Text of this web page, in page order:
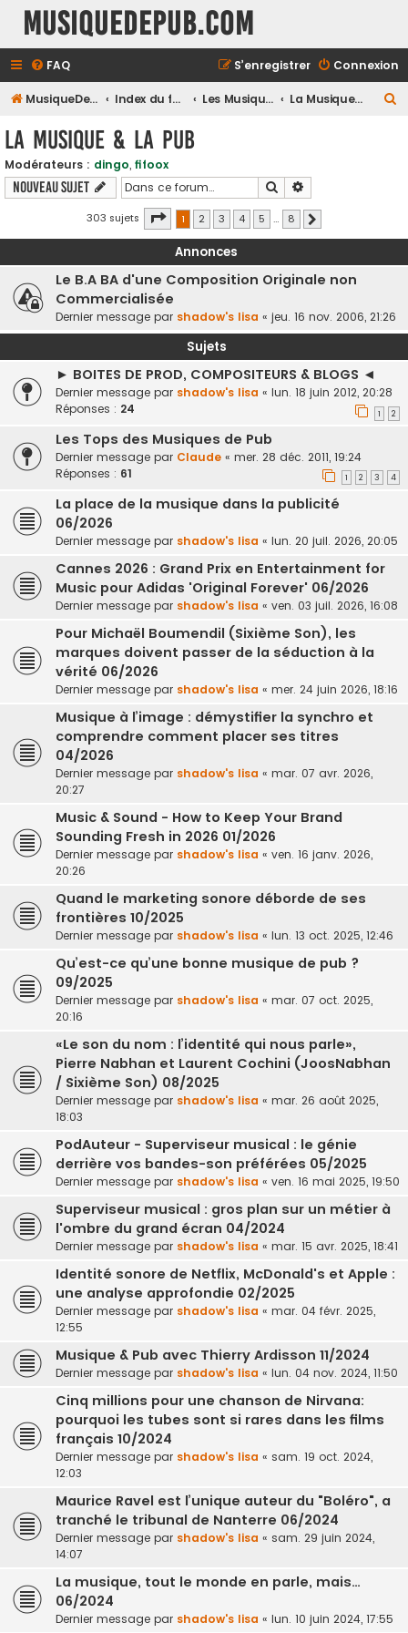
MusiqueDePub.com
FAQ Connexion
S’enregistrer
MusiqueDePub.com Index du forum Les Musiques De Pubs La Musique & la Pub
c
h
La Musique & la Pub
Modérateurs : dingo, fifoox
Nouveau sujet Rechercher
303 sujets Page 1sur8
1 2 3 4 5 … 8
Annonces
Le B.A BA d'une Composition Originale non
Commercialisée
Dernier message par shadow's lisa « jeu. 16 nov. 2006, 21:26
Sujets
► BOITES DE PROD, COMPOSITEURS & BLOGS ◄
Dernier message par shadow's lisa « lun. 18 juin 2012, 20:28
Réponses : 24 1 2
Les Tops des Musiques de Pub
Dernier message par Claude « mer. 28 déc. 2011, 19:24
Réponses : 61 1 2 3 4
La place de la musique dans la publicité
06/2026
Dernier message par shadow's lisa « lun. 20 juil. 2026, 20:05
Cannes 2026 : Grand Prix en Entertainment for
Music pour Adidas 'Original Forever' 06/2026
Dernier message par shadow's lisa « ven. 03 juil. 2026, 16:08
Pour Michaël Boumendil (Sixième Son), les
marques doivent passer de la séduction à la
vérité 06/2026
Dernier message par shadow's lisa « mer. 24 juin 2026, 18:16
Musique à l’image : démystifier la synchro et
comprendre comment placer ses titres
04/2026
Dernier message par shadow's lisa « mar. 07 avr. 2026,
20:27
Music & Sound - How to Keep Your Brand
Sounding Fresh in 2026 01/2026
Dernier message par shadow's lisa « ven. 16 janv. 2026,
20:26
Quand le marketing sonore déborde de ses
frontières 10/2025
Dernier message par shadow's lisa « lun. 13 oct. 2025, 12:46
Qu’est-ce qu’une bonne musique de pub ?
09/2025
Dernier message par shadow's lisa « mar. 07 oct. 2025,
20:16
«Le son du nom : l’identité qui nous parle»,
Pierre Nabhan et Laurent Cochini (JoosNabhan
/ Sixième Son) 08/2025
Dernier message par shadow's lisa « mar. 26 août 2025,
18:03
PodAuteur - Superviseur musical : le génie
derrière vos bandes-son préférées 05/2025
Dernier message par shadow's lisa « ven. 16 mai 2025, 19:50
Superviseur musical : gros plan sur un métier à
l'ombre du grand écran 04/2024
Dernier message par shadow's lisa « mar. 15 avr. 2025, 18:41
Identité sonore de Netflix, McDonald's et Apple :
une analyse approfondie 02/2025
Dernier message par shadow's lisa « mar. 04 févr. 2025,
12:55
Musique & Pub avec Thierry Ardisson 11/2024
Dernier message par shadow's lisa « lun. 04 nov. 2024, 11:50
Cinq millions pour une chanson de Nirvana:
pourquoi les tubes sont si rares dans les films
français 10/2024
Dernier message par shadow's lisa « sam. 19 oct. 2024,
12:03
Maurice Ravel est l’unique auteur du "Boléro", a
tranché le tribunal de Nanterre 06/2024
Dernier message par shadow's lisa « sam. 29 juin 2024,
14:07
La musique, tout le monde en parle, mais…
06/2024
Dernier message par shadow's lisa « lun. 10 juin 2024, 17:55